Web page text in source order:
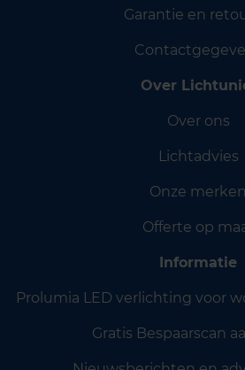
Garantie en
Over
Over ons
Lichtadvies
Onze merken
Offerte op
Informatie
Prolumia LED verlichting voor
Gratis Bespaarscan